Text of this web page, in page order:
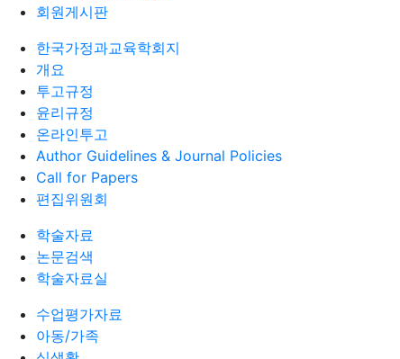
회원게시판
한국가정과교육학회지
개요
투고규정
윤리규정
온라인투고
Author Guidelines & Journal Policies
Call for Papers
편집위원회
학술자료
논문검색
학술자료실
수업평가자료
아동/가족